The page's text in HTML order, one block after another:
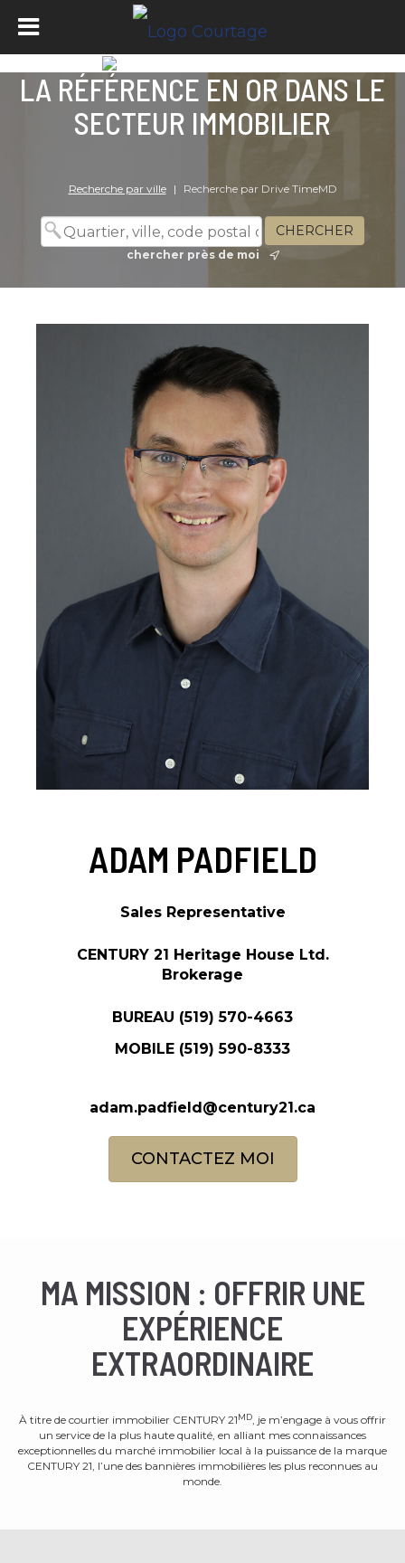
LA RÉFÉRENCE EN OR DANS LE
SECTEUR IMMOBILIER
Recherche par ville | Recherche par Drive TimeMD
chercher près de moi
ADAM PADFIELD
Sales Representative
CENTURY 21 Heritage House Ltd.
Brokerage
BUREAU (519) 570-4663
MOBILE (519) 590-8333
adam.padfield@century21.ca
CONTACTEZ MOI
MA MISSION : OFFRIR UNE
EXPÉRIENCE
EXTRAORDINAIRE
À titre de courtier immobilier CENTURY 21MD, je m’engage à vous offrir
un service de la plus haute qualité, en alliant mes connaissances
exceptionnelles du marché immobilier local à la puissance de la marque
CENTURY 21, l’une des bannières immobilières les plus reconnues au
monde.